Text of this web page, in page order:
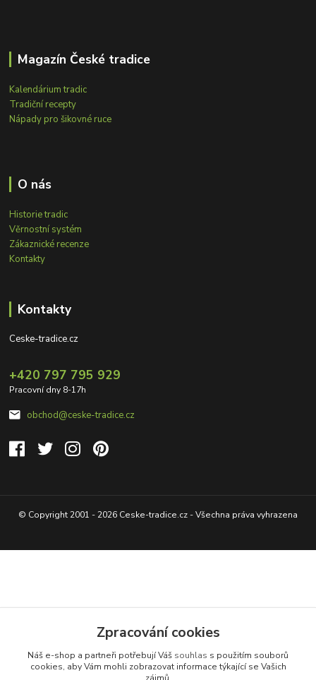
Magazín České tradice
Kalendárium tradic
Tradiční recepty
Nápady pro šikovné ruce
O nás
Historie tradic
Věrnostní systém
Zákaznické recenze
Kontakty
Kontakty
Ceske-tradice.cz
+420 797 795 929
Pracovní dny 8-17h
obchod@ceske-tradice.cz
© Copyright 2001 - 2026 Ceske-tradice.cz - Všechna práva vyhrazena
Zpracování cookies
Náš e-shop a partneři potřebují Váš souhlas s použitím souborů
cookies, aby Vám mohli zobrazovat informace týkající se Vašich
zájmů.